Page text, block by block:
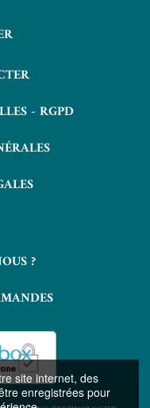
site internet, des
enregistrées pour
- RGPD
?